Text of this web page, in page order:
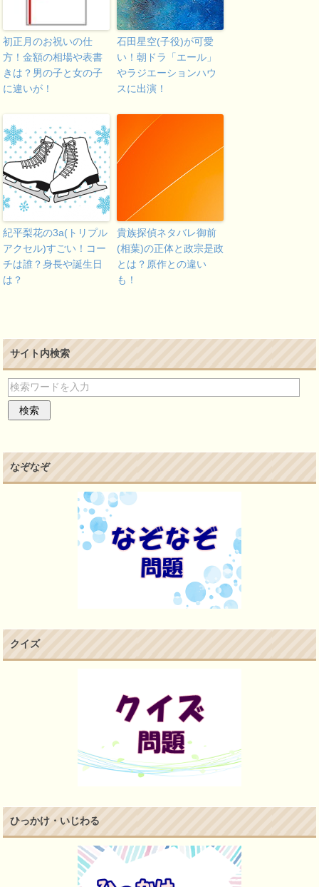
初正月のお祝いの仕
方！金額の相場や表書
きは？男の子と女の子
に違いが！
石田星空(子役)が可愛
い！朝ドラ「エール」
やラジエーションハウ
スに出演！
紀平梨花の3a(トリプル
アクセル)すごい！コー
チは誰？身長や誕生日
は？
貴族探偵ネタバレ御前
(相葉)の正体と政宗是政
とは？原作との違い
も！
サイト内検索
なぞなぞ
クイズ
ひっかけ・いじわる